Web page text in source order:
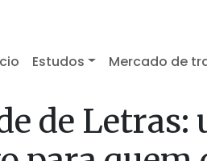
Estudos Mercado de
de Letras: